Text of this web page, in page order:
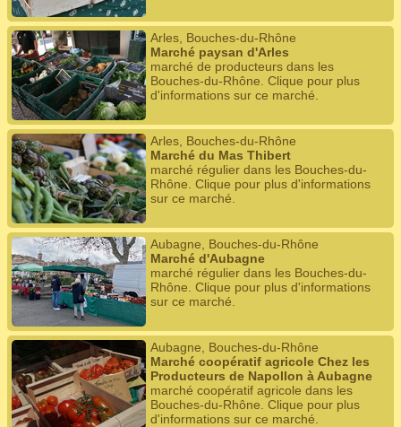
Arles, Bouches-du-Rhône
Marché paysan d'Arles
marché de producteurs dans les
Bouches-du-Rhône. Clique pour plus
d'informations sur ce marché.
Arles, Bouches-du-Rhône
Marché du Mas Thibert
marché régulier dans les Bouches-du-
Rhône. Clique pour plus d'informations
sur ce marché.
Aubagne, Bouches-du-Rhône
Marché d'Aubagne
marché régulier dans les Bouches-du-
Rhône. Clique pour plus d'informations
sur ce marché.
Aubagne, Bouches-du-Rhône
Marché coopératif agricole Chez les
Producteurs de Napollon à Aubagne
marché coopératif agricole dans les
Bouches-du-Rhône. Clique pour plus
d'informations sur ce marché.